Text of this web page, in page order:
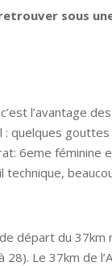
sous
l’avantage
quelques
6eme féminine
départ du
Le 37km de